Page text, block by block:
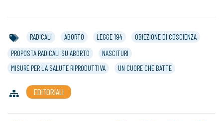
RADICALI ABORTO LEGGE 194
OBIEZIONE DI COSCIENZA
PROPOSTA RADICALI SU ABORTO
NASCITURI
MISURE PER LA SALUTE RIPRODUTTIVA
UN CUORE CHE BATTE
EDITORIALI